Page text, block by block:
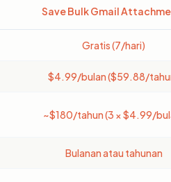
Save Bulk Gmail
Gratis (7/hari)
$4.99/bulan ($59.88/
~$180/tahun (3 × $4.99/
Bulanan atau tahunan